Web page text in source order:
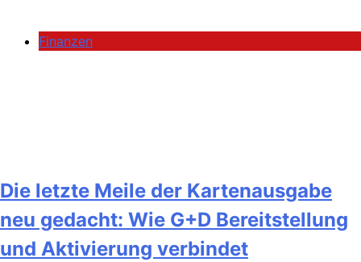
Finanzen
Die letzte Meile der Kartenausgabe
neu gedacht: Wie G+D Bereitstellung
und Aktivierung verbindet